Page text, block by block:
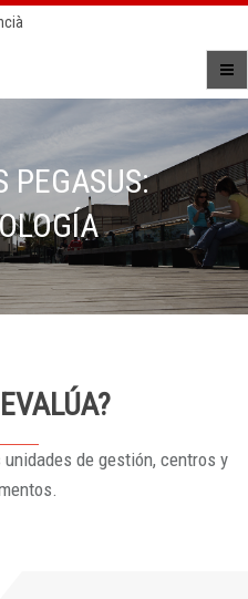
PEGASUS:
de gestión, centros y